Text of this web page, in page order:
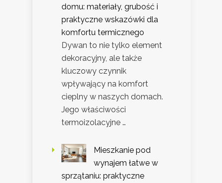
domu: materiały, grubość i
praktyczne wskazówki dla
komfortu termicznego
Dywan to nie tylko element
dekoracyjny, ale także
kluczowy czynnik
wpływający na komfort
cieplny w naszych domach.
Jego właściwości
termoizolacyjne …
Mieszkanie pod
wynajem łatwe w
sprzątaniu: praktyczne